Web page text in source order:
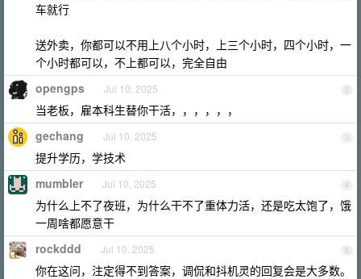
车就行
送外卖，你都可以不用上八个小时，上三个小时，四个小时，一
个小时都可以，不上都可以，完全自由
2
opengps Jul 10, 2025
当老板，雇本科生替你干活，，，，，，
3
gechang Jul 10, 2025
提升学历，学技术
4
mumbler Jul 10, 2025
为什么上不了夜班，为什么干不了重体力活，还是吃太饱了，饿
一周啥都愿意干
5
rockddd Jul 10, 2025
你在这问，注定得不到答案，调侃和抖机灵的回复会是大多数。